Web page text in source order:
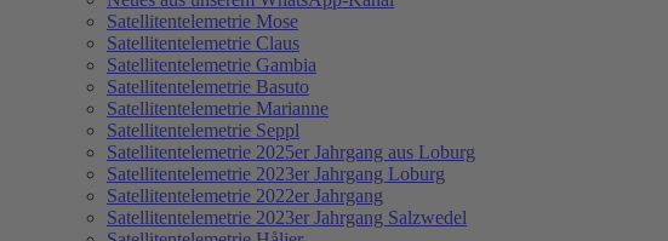
Satellitentelemetrie Mose
Satellitentelemetrie Claus
Satellitentelemetrie Gambia
Satellitentelemetrie Basuto
Satellitentelemetrie Marianne
Satellitentelemetrie Seppl
Satellitentelemetrie 2025er Jahrgang aus Loburg
Satellitentelemetrie 2023er Jahrgang Loburg
Satellitentelemetrie 2022er Jahrgang
Satellitentelemetrie 2023er Jahrgang Salzwedel